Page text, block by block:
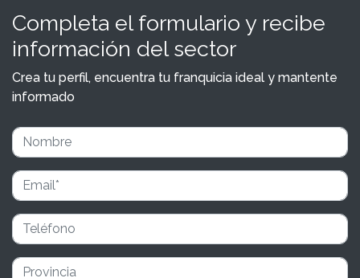
Completa el formulario y recibe
información del sector
Crea tu perfil, encuentra tu franquicia ideal y mantente
informado